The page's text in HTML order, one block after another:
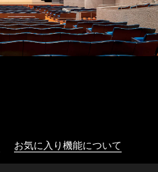
お気に入り機能について